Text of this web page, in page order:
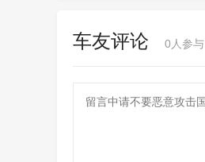
车友评论 0 人参与